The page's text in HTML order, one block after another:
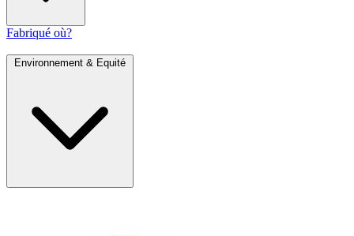
Fabriqué où?
Environnement & Equité